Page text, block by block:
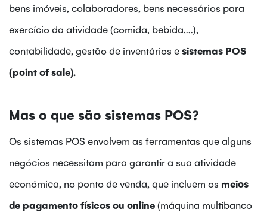
bens imóveis, colaboradores, bens necessários para
exercício da atividade (comida, bebida,...),
contabilidade, gestão de inventários esistemas POS
(point of sale).
Mas o que são sistemas POS?
Os sistemas POS envolvem as ferramentas que alguns
negócios necessitam para garantir a sua atividade
económica, no ponto de venda, que incluem os meios
de pagamento físicos ou online(máquina multibanco